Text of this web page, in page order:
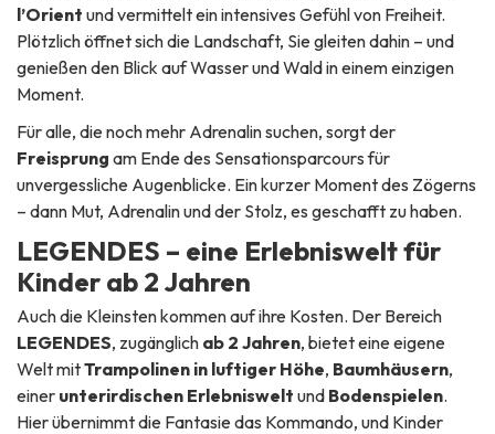
l’Orient und vermittelt ein intensives Gefühl von Freiheit.
Plötzlich öffnet sich die Landschaft, Sie gleiten dahin – und
genießen den Blick auf Wasser und Wald in einem einzigen
Moment.
Für alle, die noch mehr Adrenalin suchen, sorgt der
Freisprung am Ende des Sensationsparcours für
unvergessliche Augenblicke. Ein kurzer Moment des Zögerns
– dann Mut, Adrenalin und der Stolz, es geschafft zu haben.
LEGENDES – eine Erlebniswelt für
Kinder ab 2 Jahren
Auch die Kleinsten kommen auf ihre Kosten. Der Bereich
LEGENDES, zugänglich ab 2 Jahren, bietet eine eigene
Welt mitTrampolinen in luftiger Höhe, Baumhäusern,
einer unterirdischen Erlebniswelt und Bodenspielen.
Hier übernimmt die Fantasie das Kommando, und Kinder